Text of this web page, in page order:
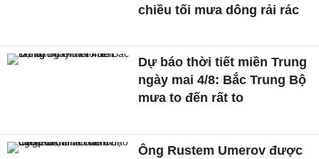
chiều tối mưa dông rải rác
Dự báo thời tiết miền Trung
ngày mai 4/8: Bắc Trung Bộ
mưa to đến rất to
Ông Rustem Umerov được